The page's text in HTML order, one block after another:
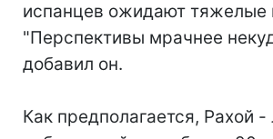
испанцев ожидают тяжелые
"Перспективы мрачнее
добавил он.
Как предполагается, Рахой -